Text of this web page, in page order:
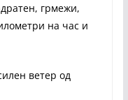
грмежи,
на час и
ветер од